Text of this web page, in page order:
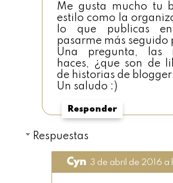
Me gusta mucho tu
estilo como la
lo que publicas
pasarme más seguido
Una pregunta, las
haces, ¿que son de
de historias de
Un saludo :)
Responder
Respuestas
Cyn 3 de abril de 2016 a